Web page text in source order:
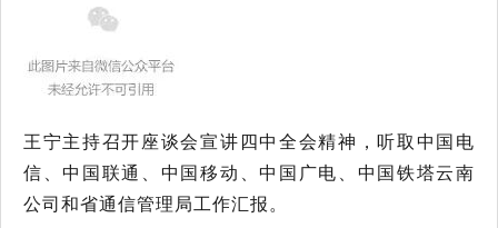
王宁主持召开座谈会宣讲四中全会精神， 听取中国电
信、中国联通、中国移动、中国广电、中国铁塔云南
公司和省通信管理局工作汇报。